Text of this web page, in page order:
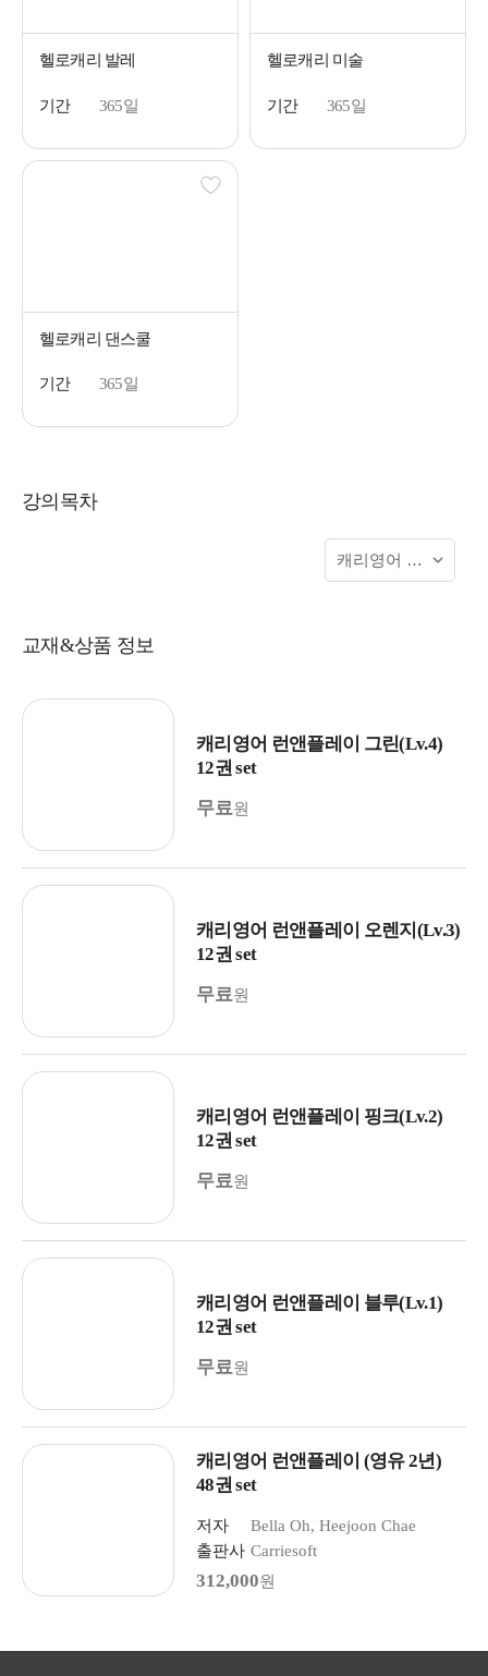
헬로캐리 발레
기간 365일
헬로캐리 미술
기간 365일
헬로캐리 댄스쿨
기간 365일
강의목차
교재&상품 정보
캐리영어 런앤플레이 그린(Lv.4)
12권 set
무료원
캐리영어 런앤플레이 오렌지(Lv.3)
12권 set
무료원
캐리영어 런앤플레이 핑크(Lv.2)
12권 set
무료원
캐리영어 런앤플레이 블루(Lv.1)
12권 set
무료원
캐리영어 런앤플레이 (영유 2년)
48권 set
저자
Bella Oh, Heejoon Chae
출판사 Carriesoft
312,000원